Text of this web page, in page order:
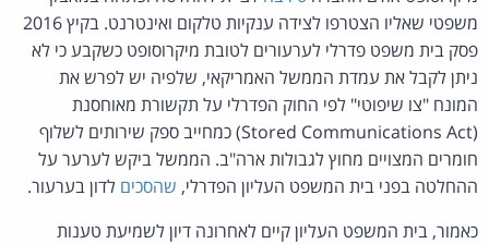
משפטי שאליו הצטרפו לצידה ענקיות טלקום ואינטרנט. בקיץ 2016
פסק בית משפט פדרלי לערעורים לטובת מיקרוסופט כשקבע כי לא
ניתן לקבל את עמדת הממשל האמריקאי, שלפיה יש לפרש את
המונח "צו שיפוטי" לפי החוק הפדרלי על תקשורת מאוחסנת
(Stored Communications Act) כמחייב ספק שירותים לשלוף
חומרים המצויים מחוץ לגבולות ארה"ב. הממשל ביקש לערער על
ההחלטה בפני בית המשפט העליון הפדרלי, שהסכים לדון בערעור.
כאמור, בית המשפט העליון קיים לאחרונה דיון לשמיעת טענות